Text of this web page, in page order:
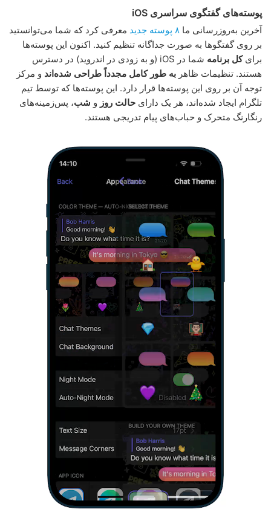
پوسته‌های گفتگوی سراسری iOS
آخرین به‌روزرسانی ما ۸ پوسته جدید
معرفی کرد که شما می‌توانستید
بر روی گفتگوها به صورت جداگانه تنظیم کنید. اکنون این پوسته‌ها
برایکل برنامه
شما در iOS (و به زودی در اندروید) در دسترس
هستند. تنظیمات ظاهر به طور کامل مجدداً طراحی شده‌اند و مرکز
توجه آن بر روی این پوسته‌ها قرار دارد. این پوسته‌ها که توسط تیم
تلگرام ایجاد شده‌اند، هر یک دارای حالت روز و شب، پس‌زمینه‌های
رنگارنگ متحرک و حباب‌های پیام تدریجی هستند.